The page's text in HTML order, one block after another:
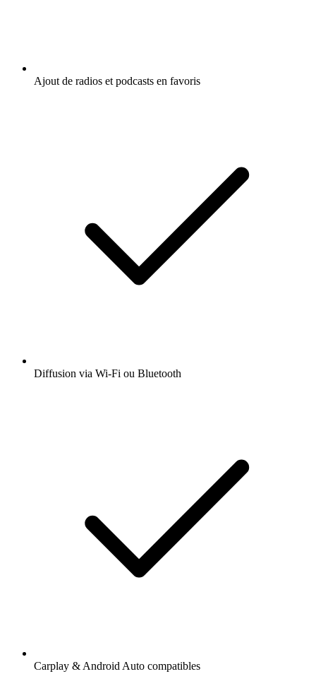
Ajout de radios et podcasts en favoris
Diffusion via Wi-Fi ou Bluetooth
Carplay & Android Auto compatibles